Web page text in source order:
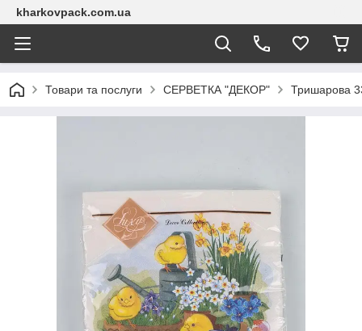
kharkovpack.com.ua
Товари та послуги СЕРВЕТКА "ДЕКОР" Тришарова